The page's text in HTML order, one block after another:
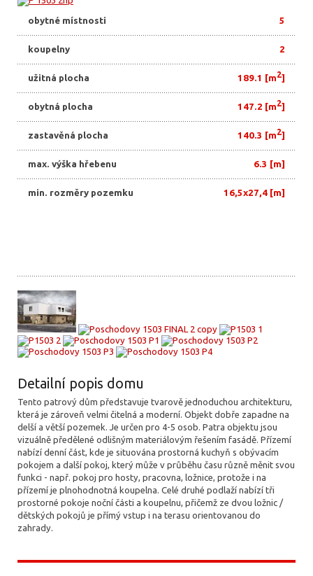
obytné místnosti 5
koupelny 2
užitná plocha 189.1 [m2]
obytná plocha 147.2 [m2]
zastavěná plocha 140.3 [m2]
max. výška hřebenu 6.3 [m]
min. rozměry pozemku 16,5x27,4 [m]
Detailní popis domu
Tento patrový dům představuje tvarově jednoduchou architekturu,
která je zároveň velmi čitelná a moderní. Objekt dobře zapadne na
delší a větší pozemek. Je určen pro 4-5 osob. Patra objektu jsou
vizuálně předělené odlišným materiálovým řešením fasádě. Přízemí
nabízí denní část, kde je situována prostorná kuchyň s obývacím
pokojem a další pokoj, který může v průběhu času různě měnit svou
funkci - např. pokoj pro hosty, pracovna, ložnice, protože i na
přízemí je plnohodnotná koupelna. Celé druhé podlaží nabízí tři
prostorné pokoje noční části a koupelnu, přičemž ze dvou ložnic /
dětských pokojů je přímý vstup i na terasu orientovanou do
zahrady.